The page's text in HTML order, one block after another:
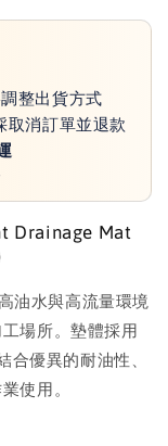
整出貨方式
取消訂單並退款
Drainage Mat
油水與高流量環境
場所。墊體採用
合優異的耐油性、
使用。